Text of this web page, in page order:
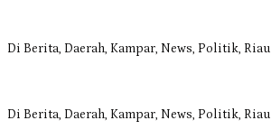
Di Berita, Daerah, Kampar, News, Politik, Riau
Di Berita, Daerah, Kampar, News, Politik, Riau